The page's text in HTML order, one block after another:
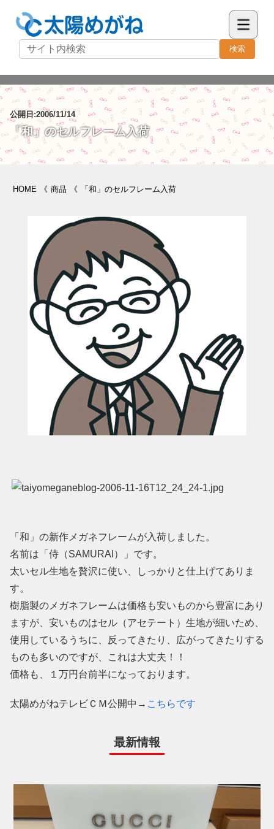
検索
公開日:2006/11/14
「和」のセルフレーム入荷
HOME 《 商品 《 「和」のセルフレーム入荷
「和」の新作メガネフレームが入荷しました。
名前は「侍（SAMURAI）」です。
太いセル生地を贅沢に使い、しっかりと仕上げてありま
す。
樹脂製のメガネフレームは価格も安いものから豊富にあり
ますが、安いものはセル（アセテート）生地が細いため、
使用しているうちに、反ってきたり、広がってきたりする
ものも多いのですが、これは大丈夫！！
価格も、１万円台前半になっております。
太陽めがねテレビＣＭ公開中→ こちらです
最新情報